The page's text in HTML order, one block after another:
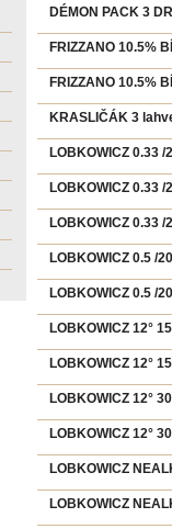
DÉMON PACK 3
FRIZZANO 10.5%
FRIZZANO 10.5%
KRASLIČÁK 3
LOBKOWICZ 0.33
LOBKOWICZ 0.33
LOBKOWICZ 0.33
LOBKOWICZ 0.5 /
LOBKOWICZ 0.5 /
LOBKOWICZ 12°
LOBKOWICZ 12°
LOBKOWICZ 12°
LOBKOWICZ 12°
LOBKOWICZ
LOBKOWICZ